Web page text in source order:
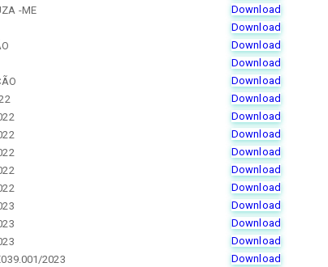
-ME
Download
Download
Download
Download
Download
Download
Download
Download
Download
Download
Download
Download
Download
Download
2023 Download